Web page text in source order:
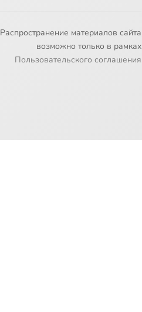
Распространение материалов сайта
возможно только в рамках
Пользовательского соглашения